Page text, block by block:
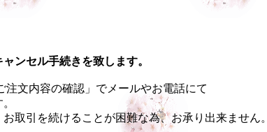
ンセル手続きを致します。
文内容の確認」でメールやお電話にて
取引を続けることが困難な為、お承り出来ません。